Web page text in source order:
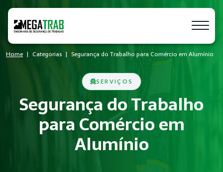
Home Categorias Segurança do Trabalho para Comércio em Alumínio
SERVIÇOS
Segurança do Trabalho
para Comércio em
Alumínio
O que é Segurança do Trabalho?